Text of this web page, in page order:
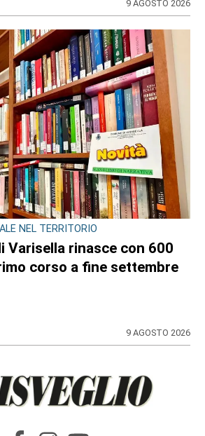
9 AGOSTO 2026
NEL TERRITORIO
Varisella rinasce con 600
corso a fine settembre
9 AGOSTO 2026